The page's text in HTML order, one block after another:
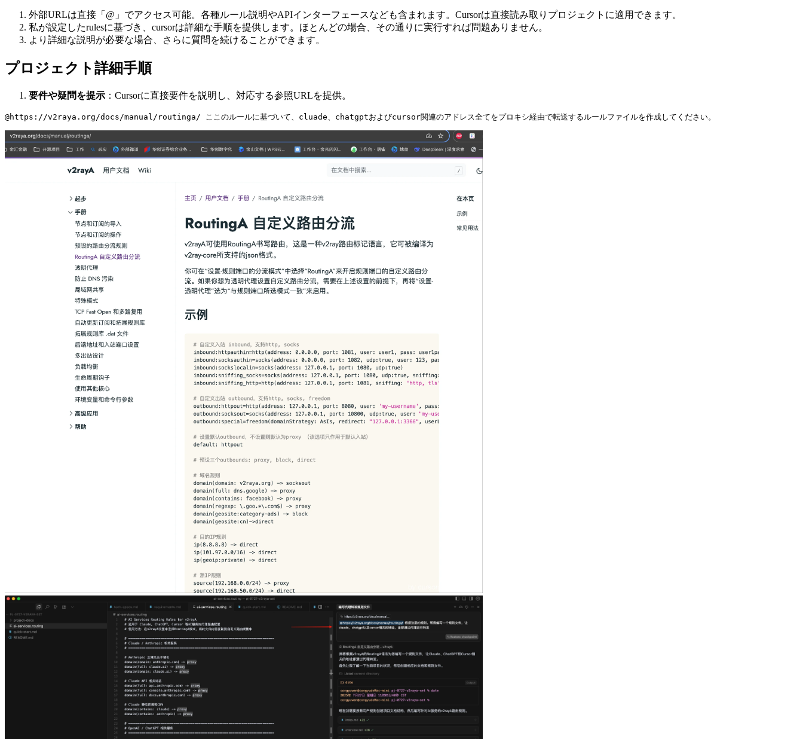
外部URLは直接「@」でアクセス可能。各種ルール説明やAPIインターフェースなども含まれます。Cursorは直接読み取りプロジェクトに適用できます。
私が設定したrulesに基づき、cursorは詳細な手順を提供します。ほとんどの場合、その通りに実行すれば問題ありません。
より詳細な説明が必要な場合、さらに質問を続けることができます。
プロジェクト詳細手順
要件や疑問を提示 ：Cursorに直接要件を説明し、対応する参照URLを提供。